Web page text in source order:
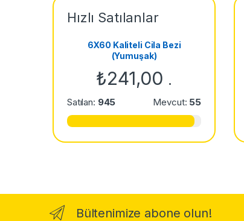
s
Hızlı Satılanlar
6X60 Kaliteli Cila Bezi
(Yumuşak)
₺241,00 .
Satılan: 945 Mevcut: 55
Bültenimize abone olun!